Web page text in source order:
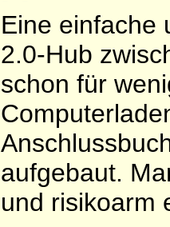
Eine einfache
2.0-Hub
schon für
aufgebaut.
und risikoarm